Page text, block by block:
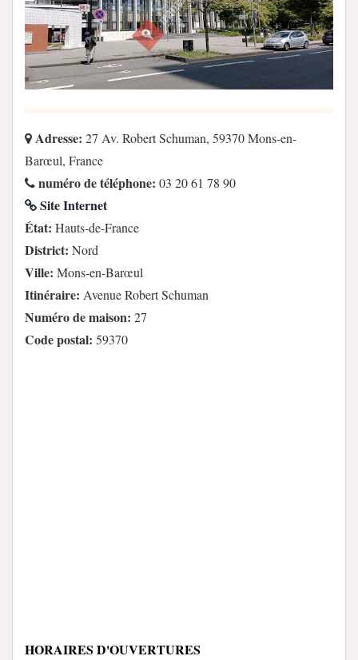
Adresse: 27 Av. Robert Schuman, 59370 Mons-en-
Barœul, France
numéro de téléphone: 03 20 61 78 90
Site Internet
État: Hauts-de-France
District: Nord
Ville: Mons-en-Barœul
Itinéraire: Avenue Robert Schuman
Numéro de maison: 27
Code postal: 59370
HORAIRES D'OUVERTURES